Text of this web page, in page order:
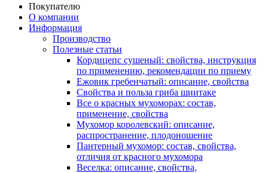
Покупателю
О компании
Информация
Производство
Полезные статьи
Кордицепс сушеный: свойства, инструкция
по применению, рекомендации по приему
Ежовик гребенчатый: описание, свойства
Свойства и польза гриба шиитаке
Все о красных мухоморах: состав,
применение, свойства
Мухомор королевский: описание,
распространение, плодоношение
Пантерный мухомор: состав, свойства,
отличия от красного мухомора
Веселка: описание, свойства,